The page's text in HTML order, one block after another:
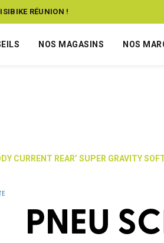
RÉUNION !
NOS MAGASINS NOS
CURRENT REAR’ SUPER GRAVITY
PNEU